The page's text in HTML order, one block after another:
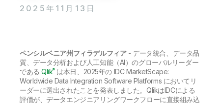
製品関連
事業所 / 連絡先
Back
Talend
すべての製品
データ分析の価格
リソースライブラリ
2025年11月13日
ペンシルベニア州フィラデルフィア- データ統合、データ品
質、データ分析および人工知能（AI）のグローバルリーダー
であるQlik®は本日、2025年の IDC MarketScape:
Worldwide Data Integration Software Platforms においてリ
ーダーに選出されたことを発表しました。QlikはIDCによる
評価が、データエンジニアリングワークフローに直接組み込